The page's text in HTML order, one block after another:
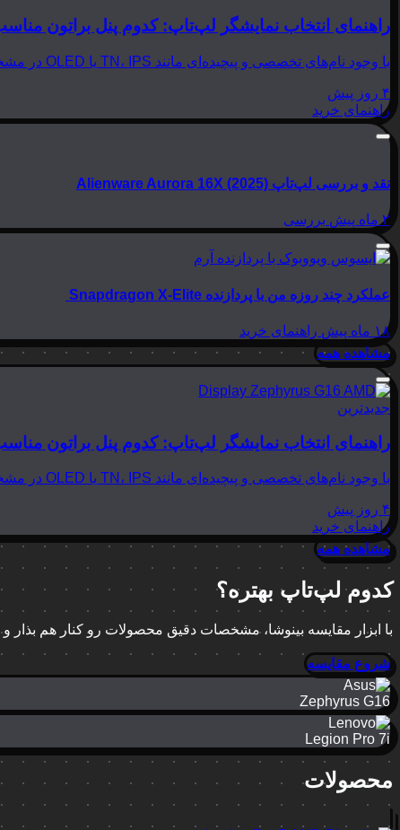
راهنمای انتخاب نمایشگر لپ‌تاپ: کدوم پنل براتون
با وجود نام‌های تخصصی و پیچیده‌ای مانند TN، IPS یا OLED در مشخصات لپ‌تاپ‌ها، انتخاب نمایشگر مناسب می‌تواند بسیار گیج‌کننده باشد. در این مقاله از بینوشا، قصد داریم به زبانی…
۴ روز پیش
راهنمای خرید
نقد و بررسی لپ‌تاپ Alienware Aurora 16X (2025)
۲ ماه پیش بررسی
عملکرد چند روزه من با پردازنده Snapdragon X-Elite
۱۸ ماه پیش
راهنمای خرید
مشاهده همه
جدیدترین
راهنمای انتخاب نمایشگر لپ‌تاپ: کدوم پنل براتون
با وجود نام‌های تخصصی و پیچیده‌ای مانند TN، IPS یا OLED در مشخصات لپ‌تاپ‌ها، انتخاب نمایشگر مناسب می‌تواند بسیار گیج‌کننده باشد. در این مقاله از بینوشا، قصد داریم به زبانی…
۴ روز پیش
راهنمای خرید
مشاهده همه
کدوم لپ‌تاپ بهتره؟
با ابزار مقایسه بینوشا، مشخصات دقیق محصولات رو کنار هم
شروع مقایسه
Zephyrus G16
Legion Pro 7i
محصولات